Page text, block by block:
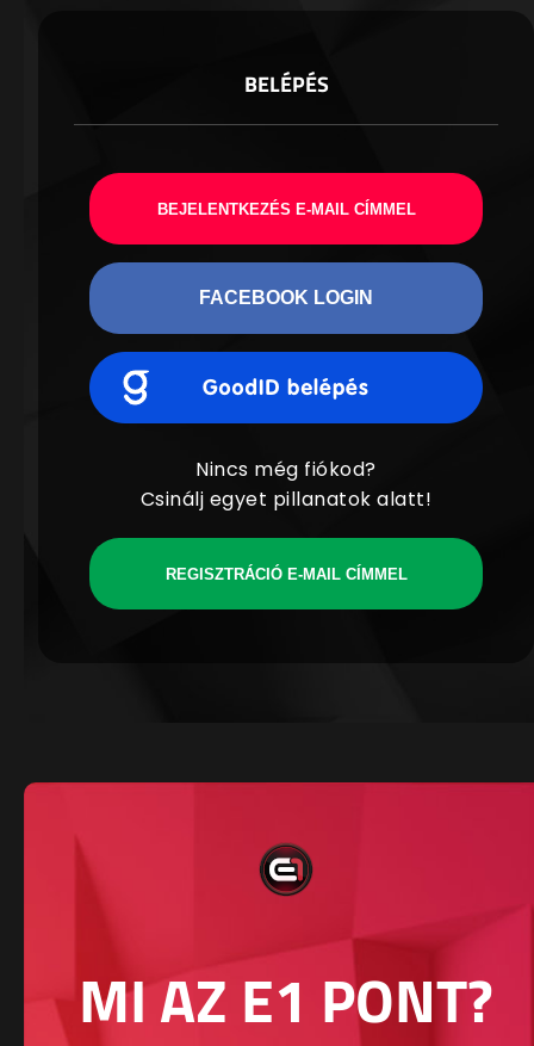
BELÉPÉS
BEJELENTKEZÉS E-MAIL CÍMMEL
FACEBOOK LOGIN
Nincs még fiókod?
Csinálj egyet pillanatok alatt!
REGISZTRÁCIÓ E-MAIL CÍMMEL
MI AZ E1 PONT?